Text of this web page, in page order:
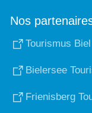
Nos
Tourismus
Bielersee
Frienisberg